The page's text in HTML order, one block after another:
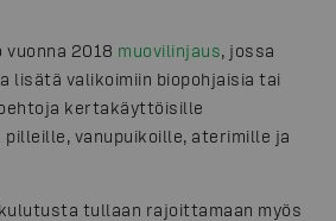
2018 muovilinjaus, jossa
lisätä valikoimiin biopohjaisia tai
kertakäyttöisille
vanupuikoille, aterimille ja
tullaan rajoittamaan myös